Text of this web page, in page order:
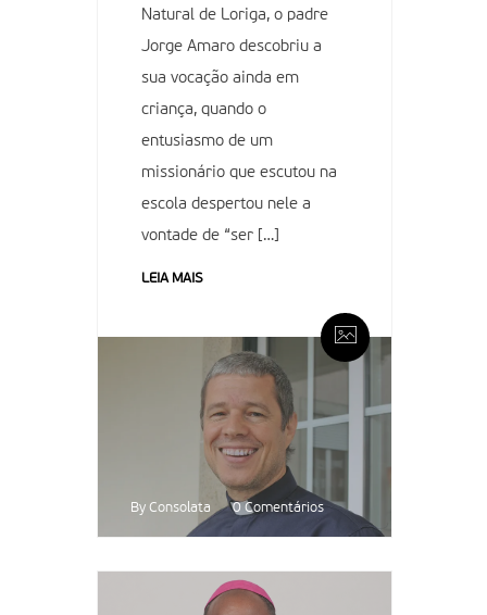
Natural de Loriga, o padre
Jorge Amaro descobriu a
sua vocação ainda em
criança, quando o
entusiasmo de um
missionário que escutou na
escola despertou nele a
vontade de “ser […]
LEIA MAIS
By Consolata 0 Comentários